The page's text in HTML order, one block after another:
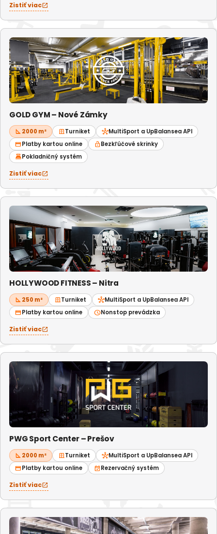
Zistiť viacopen_in_new
GOLD GYM – Nové Zámky
square_foot 2000 m² door_slidingTurniket hubMultiSport a UpBalansea API
credit_cardPlatby kartou online lock_openBezkľúčové skrinky
point_of_salePokladničný systém
Zistiť viacopen_in_new
HOLLYWOOD FITNESS – Nitra
square_foot 250 m² door_slidingTurniket hubMultiSport a UpBalansea API
credit_cardPlatby kartou online scheduleNonstop prevádzka
Zistiť viacopen_in_new
PWG Sport Center – Prešov
square_foot 2000 m² door_slidingTurniket hubMultiSport a UpBalansea API
credit_cardPlatby kartou online event_availableRezervačný systém
Zistiť viacopen_in_new